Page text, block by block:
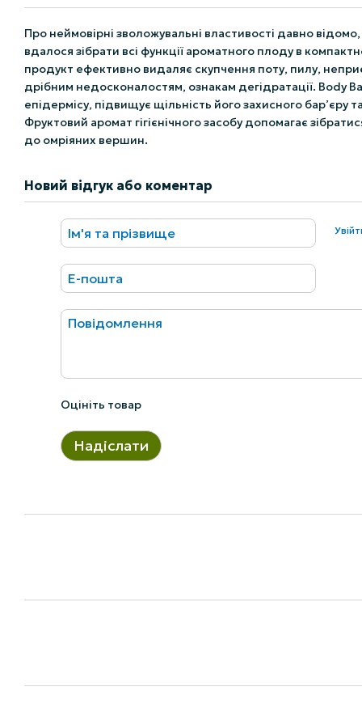
Про неймовірні зволожувальні властивості давно
вдалося зібрати всі функції ароматного плоду в
продукт ефективно видаляє скупчення поту, пилу,
дрібним недосконалостям, ознакам дегідратації. Body
епідермісу, підвищує щільність його захисного бар’єру
Фруктовий аромат гігієнічного засобу допомагає
до омріяних вершин.
Новий відгук або коментар
Оцініть товар
Надіслати